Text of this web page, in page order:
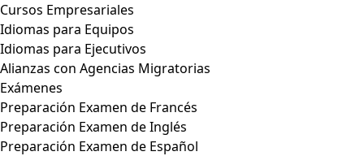
Cursos Empresariales
Idiomas para Equipos
Idiomas para Ejecutivos
Alianzas con Agencias Migratorias
Exámenes
Preparación Examen de Francés
Preparación Examen de Inglés
Preparación Examen de Español